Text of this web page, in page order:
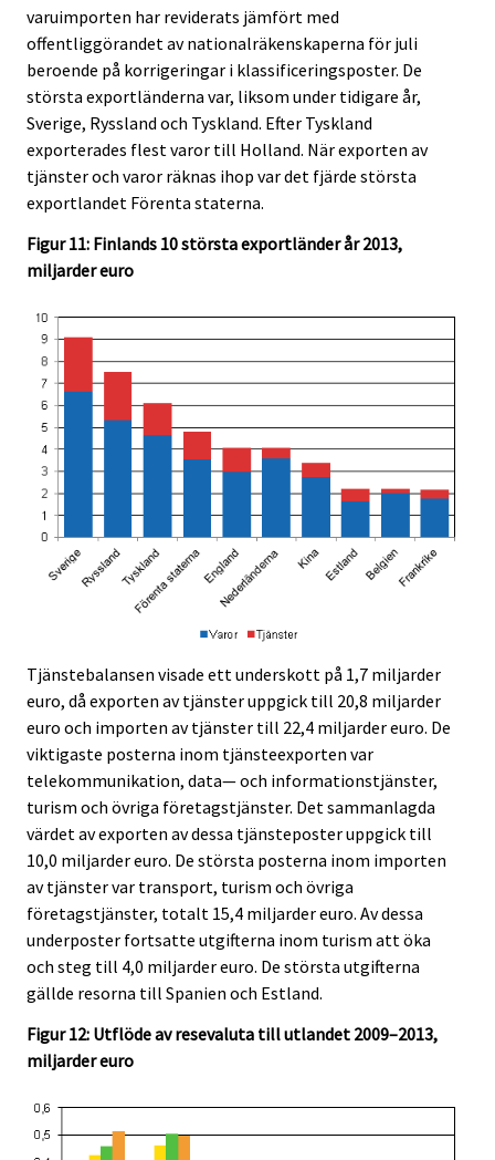
varuimporten har reviderats jämfört med
offentliggörandet av nationalräkenskaperna för juli
beroende på korrigeringar i klassificeringsposter. De
största exportländerna var, liksom under tidigare år,
Sverige, Ryssland och Tyskland. Efter Tyskland
exporterades flest varor till Holland. När exporten av
tjänster och varor räknas ihop var det fjärde största
exportlandet Förenta staterna.
Figur 11: Finlands 10 största exportländer år 2013,
miljarder euro
Tjänstebalansen visade ett underskott på 1,7 miljarder
euro, då exporten av tjänster uppgick till 20,8 miljarder
euro och importen av tjänster till 22,4 miljarder euro. De
viktigaste posterna inom tjänsteexporten var
telekommunikation, data— och informationstjänster,
turism och övriga företagstjänster. Det sammanlagda
värdet av exporten av dessa tjänsteposter uppgick till
10,0 miljarder euro. De största posterna inom importen
av tjänster var transport, turism och övriga
företagstjänster, totalt 15,4 miljarder euro. Av dessa
underposter fortsatte utgifterna inom turism att öka
och steg till 4,0 miljarder euro. De största utgifterna
gällde resorna till Spanien och Estland.
Figur 12: Utflöde av resevaluta till utlandet 2009–2013,
miljarder euro